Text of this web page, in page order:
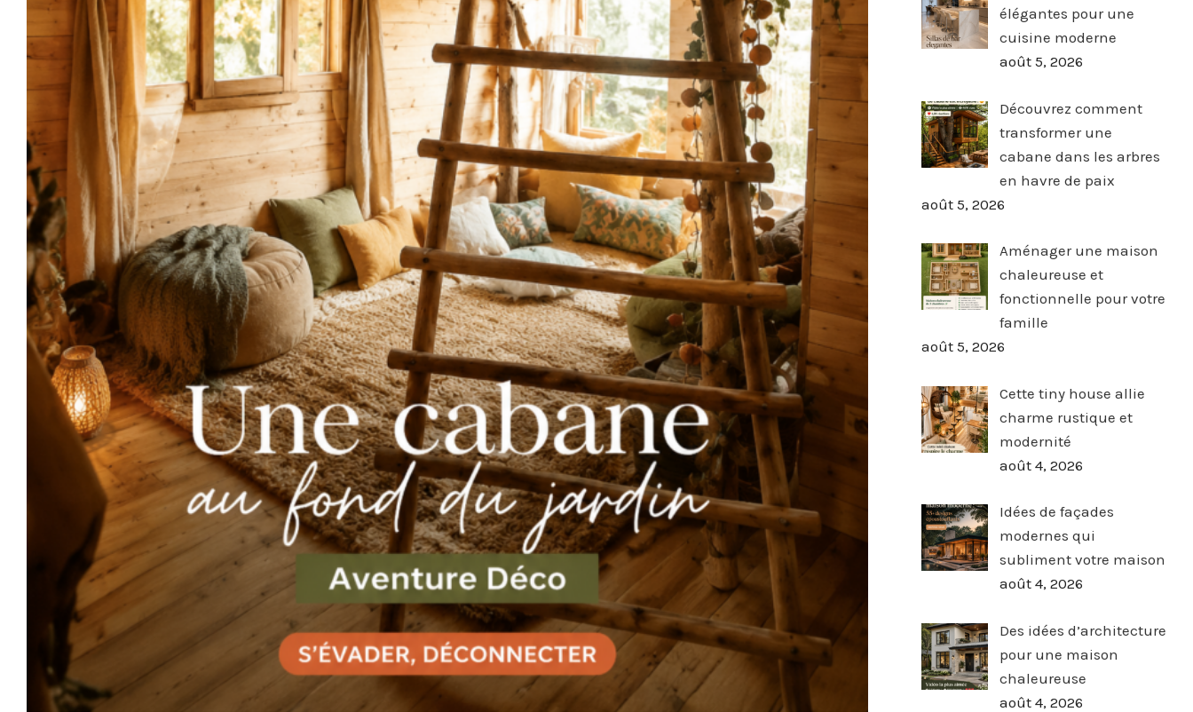
élégantes pour une
cuisine moderne
août 5, 2026
Découvrez comment
transformer une
cabane dans les arbres
en havre de paix
août 5, 2026
Aménager une maison
chaleureuse et
fonctionnelle pour votre
famille
août 5, 2026
Cette tiny house allie
charme rustique et
modernité
août 4, 2026
Idées de façades
modernes qui
subliment votre maison
août 4, 2026
Des idées d’architecture
pour une maison
chaleureuse
août 4, 2026